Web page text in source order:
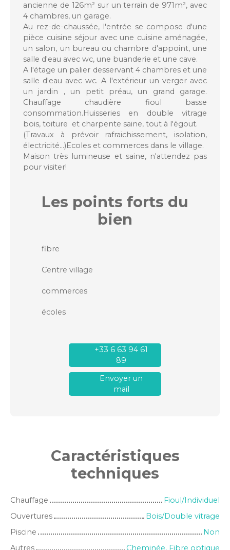
ancienne de 126m² sur un terrain de 971m², avec
4 chambres, un garage.
Au rez-de-chaussée, l'entrée se compose d'une
pièce cuisine séjour avec une cuisine aménagée,
un salon, un bureau ou chambre d'appoint, une
salle d'eau avec wc, une buanderie et une cave.
A l'étage un palier desservant 4 chambres et une
salle d'eau avec wc. A l'extérieur un verger avec
un jardin , un petit préau, un grand garage.
Chauffage chaudière fioul basse
consommation.Huisseries en double vitrage
bois, toiture et charpente saine, tout à l'égout.
(Travaux à prévoir rafraichissement, isolation,
électricité...)Ecoles et commerces dans le village.
Maison très lumineuse et saine, n'attendez pas
pour visiter!
Les points forts du
bien
fibre
Centre village
commerces
écoles
+33 6 63 94 61
89
Envoyer un
mail
Caractéristiques
techniques
Chauffage
Fioul/Individuel
Ouvertures
Bois/Double vitrage
Piscine
Non
Autres
Cheminée, Fibre optique